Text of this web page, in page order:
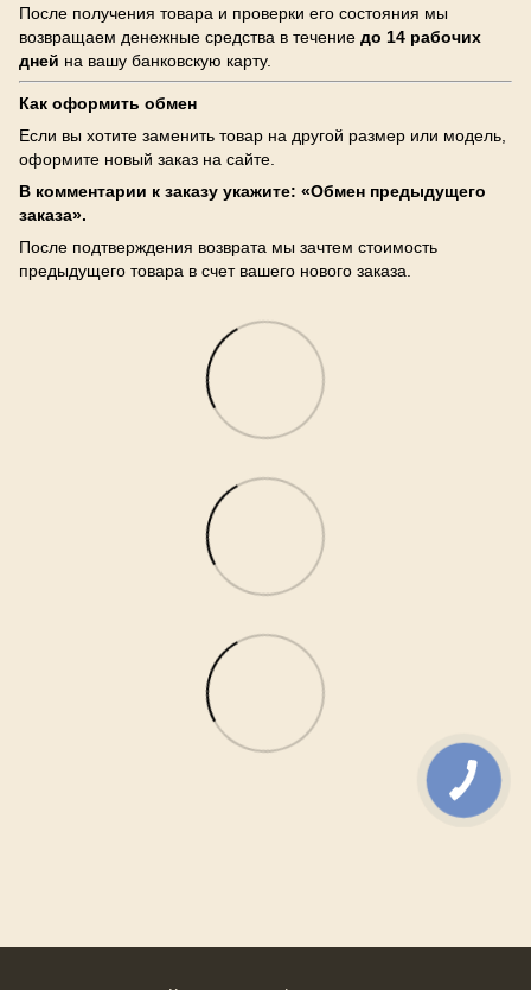
После получения товара и проверки его состояния мы
возвращаем денежные средства в течение до 14 рабочих
дней на вашу банковскую карту.
Как оформить обмен
Если вы хотите заменить товар на другой размер или модель,
оформите новый заказ на сайте.
В комментарии к заказу укажите: «Обмен предыдущего
заказа».
После подтверждения возврата мы зачтем стоимость
предыдущего товара в счет вашего нового заказа.